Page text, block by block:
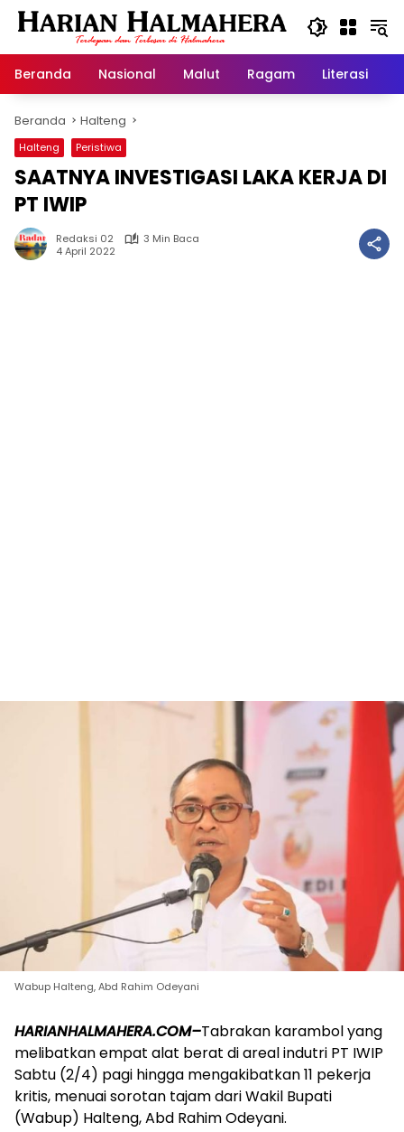
Langsung
Beranda
Nasional Malut Ragam Literasi
Beranda Halteng
Halteng Peristiwa
SAATNYA INVESTIGASI LAKA KERJA DI
PT IWIP
Redaksi 02
3 Min Baca
4 April 2022
Wabup Halteng, Abd Rahim Odeyani
HARIANHALMAHERA.COM–Tabrakan karambol yang
melibatkan empat alat berat di areal indutri PT IWIP
Sabtu (2/4) pagi hingga mengakibatkan 11 pekerja
kritis, menuai sorotan tajam dari Wakil Bupati
(Wabup) Halteng, Abd Rahim Odeyani.